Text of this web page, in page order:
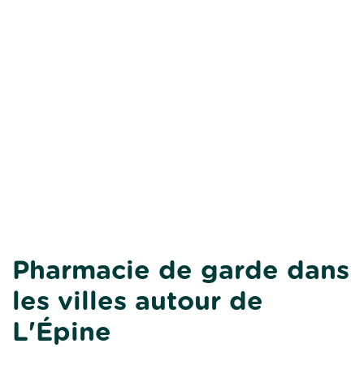
Pharmacie de garde dans
les villes autour de
L'Épine